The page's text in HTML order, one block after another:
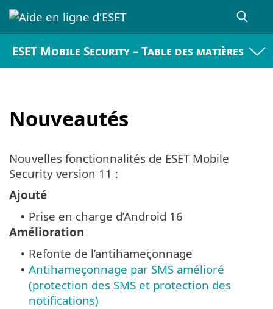
ESET Mobile Security – Table des matières
Nouveautés
Nouvelles fonctionnalités de ESET Mobile
Security version 11 :
Ajouté
• Prise en charge d’Android 16
Amélioration
• Refonte de l’antihameçonnage
• Antihameçonnage par SMS amélioré
(protection des SMS et protection des
notifications)